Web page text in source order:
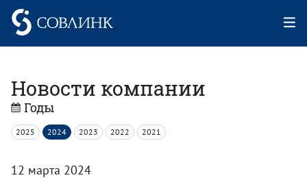
Новости компании
Годы
2025 2024 2023 2022 2021
12 марта 2024